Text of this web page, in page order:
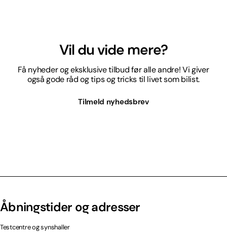
Vil du vide mere?
Få nyheder og eksklusive tilbud før alle andre! Vi giver
også gode råd og tips og tricks til livet som bilist.
Tilmeld nyhedsbrev
Åbningstider og adresser
Testcentre og synshaller